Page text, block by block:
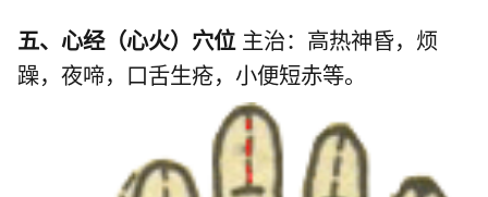
五、心经（心火）穴位主治：高热神昏，烦
躁，夜啼，口舌生疮，小便短赤等。